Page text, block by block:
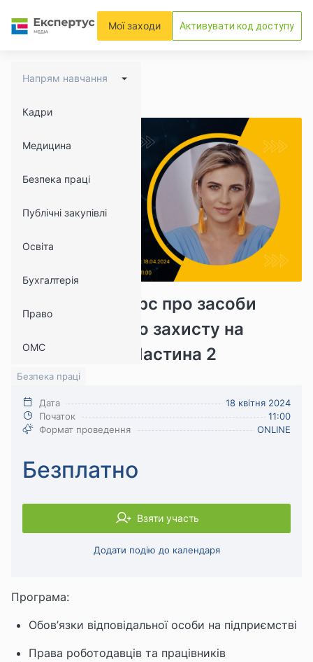
Мої заходи Активувати код доступу
Напрям навчання
Кадри
Медицина
Безпека праці
Публічні закупівлі
Освіта
Бухгалтерія
Право
ОМС
Практичний курс про засоби
індивідуального захисту на
підприємстві. Частина 2
9564 1215
Безпека праці
Програма:
Обов’язки відповідальної особи на підприємстві
Права роботодавців та працівників
Дата
18 квітня 2024
Початок
11:00
Формат проведення
ONLINE
Безплатно
Взяти участь
Додати подію до календаря